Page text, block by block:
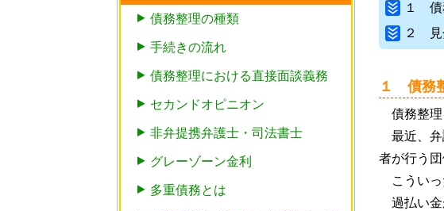
１ 債
２ 見
１ 債務
債務整
最近、
者が行う
こうい
過払い
債務整理の種類
手続きの流れ
債務整理における直接面談義務
セカンドオピニオン
非弁提携弁護士・司法書士
グレーゾーン金利
多重債務とは